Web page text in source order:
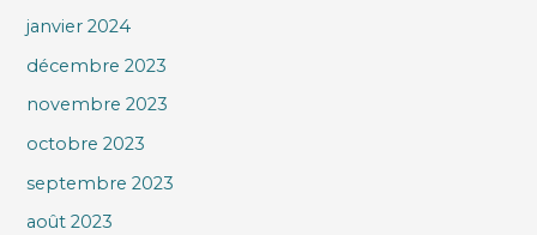
janvier 2024
décembre 2023
novembre 2023
octobre 2023
septembre 2023
août 2023